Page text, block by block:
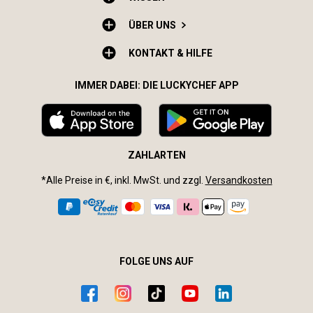
ÜBER UNS
KONTAKT & HILFE
IMMER DABEI: DIE LUCKYCHEF APP
ZAHLARTEN
*Alle Preise in €, inkl. MwSt. und zzgl. Versandkosten
FOLGE UNS AUF